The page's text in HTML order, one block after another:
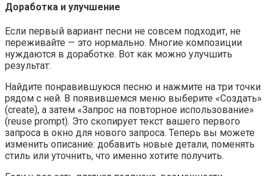
Доработка и улучшение
Если первый вариант песни не совсем подходит, не
переживайте — это нормально. Многие композиции
нуждаются в доработке. Вот как можно улучшить
результат:
Найдите понравившуюся песню и нажмите на три точки
рядом с ней. В появившемся меню выберите «Создать»
(create), а затем «Запрос на повторное использование»
(reuse prompt). Это скопирует текст вашего первого
запроса в окно для нового запроса. Теперь вы можете
изменить описание: добавить новые детали, поменять
стиль или уточнить, что именно хотите получить.